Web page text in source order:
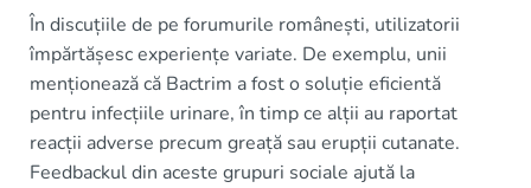
În discuțiile de pe forumurile românești, utilizatorii
împărtășesc experiențe variate. De exemplu, unii
menționează că Bactrim a fost o soluție eficientă
pentru infecțiile urinare, în timp ce alții au raportat
reacții adverse precum greață sau erupții cutanate.
Feedbackul din aceste grupuri sociale ajută la